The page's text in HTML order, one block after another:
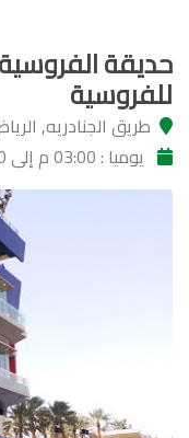
حديقة
للفروسية
طريق الجنادريه,
يوميا : 03:00 م إلى 09:00 ص .